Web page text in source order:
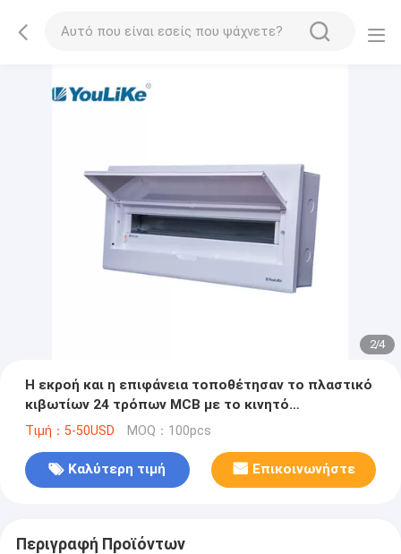
2/4
Η εκροή και η επιφάνεια τοποθέτησαν το πλαστικό
κιβωτίων 24 τρόπων MCB με το κινητό
υποστήριγμα
Τιμή：5-50USD MOQ：100pcs
Καλύτερη τιμή Επικοινωνήστε
Περιγραφή Προϊόντων